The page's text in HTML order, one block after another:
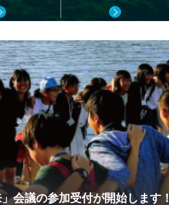
会議の参加受付が開始します！